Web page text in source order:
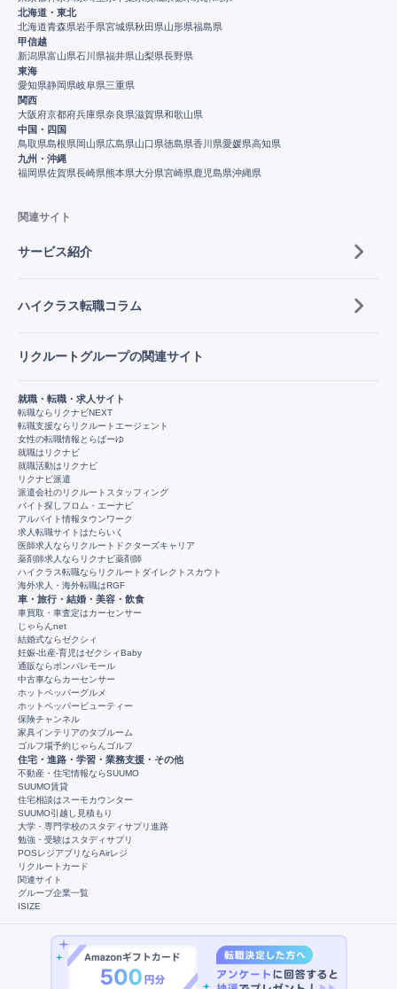
北海道・東北
北海道青森県岩手県宮城県秋田県山形県福島県
甲信越
新潟県富山県石川県福井県山梨県長野県
東海
愛知県静岡県岐阜県三重県
関西
大阪府京都府兵庫県奈良県滋賀県和歌山県
中国・四国
鳥取県島根県岡山県広島県山口県徳島県香川県愛媛県高知県
九州・沖縄
福岡県佐賀県長崎県熊本県大分県宮崎県鹿児島県沖縄県
関連サイト
サービス紹介
ハイクラス転職コラム
リクルートグループの関連サイト
就職・転職・求人サイト
転職ならリクナビNEXT
転職支援ならリクルートエージェント
女性の転職情報とらばーゆ
就職はリクナビ
就職活動はリクナビ
リクナビ派遣
派遣会社のリクルートスタッフィング
バイト探しフロム・エーナビ
アルバイト情報タウンワーク
求人転職サイトはたらいく
医師求人ならリクルートドクターズキャリア
薬剤師求人ならリクナビ薬剤師
ハイクラス転職ならリクルートダイレクトスカウト
海外求人・海外転職はRGF
車・旅行・結婚・美容・飲食
車買取・車査定はカーセンサー
じゃらんnet
結婚式ならゼクシィ
妊娠-出産-育児はゼクシィBaby
通販ならポンパレモール
中古車ならカーセンサー
ホットペッパーグルメ
ホットペッパービューティー
保険チャンネル
家具インテリアのタブルーム
ゴルフ場予約じゃらんゴルフ
住宅・進路・学習・業務支援・その他
不動産・住宅情報ならSUUMO
SUUMO賃貸
住宅相談はスーモカウンター
SUUMO引越し見積もり
大学・専門学校のスタディサプリ進路
勉強・受験はスタディサプリ
POSレジアプリならAirレジ
リクルートカード
関連サイト
グループ企業一覧
ISIZE